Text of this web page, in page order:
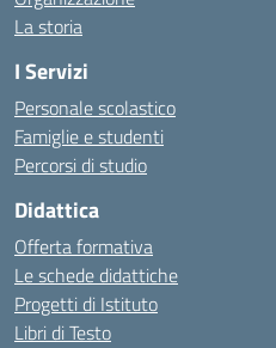
La storia
I Servizi
Personale scolastico
Famiglie e studenti
Percorsi di studio
Didattica
Offerta formativa
Le schede didattiche
Progetti di Istituto
Libri di Testo